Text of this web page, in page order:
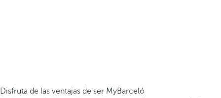
Disfruta de las ventajas de ser MyBarceló